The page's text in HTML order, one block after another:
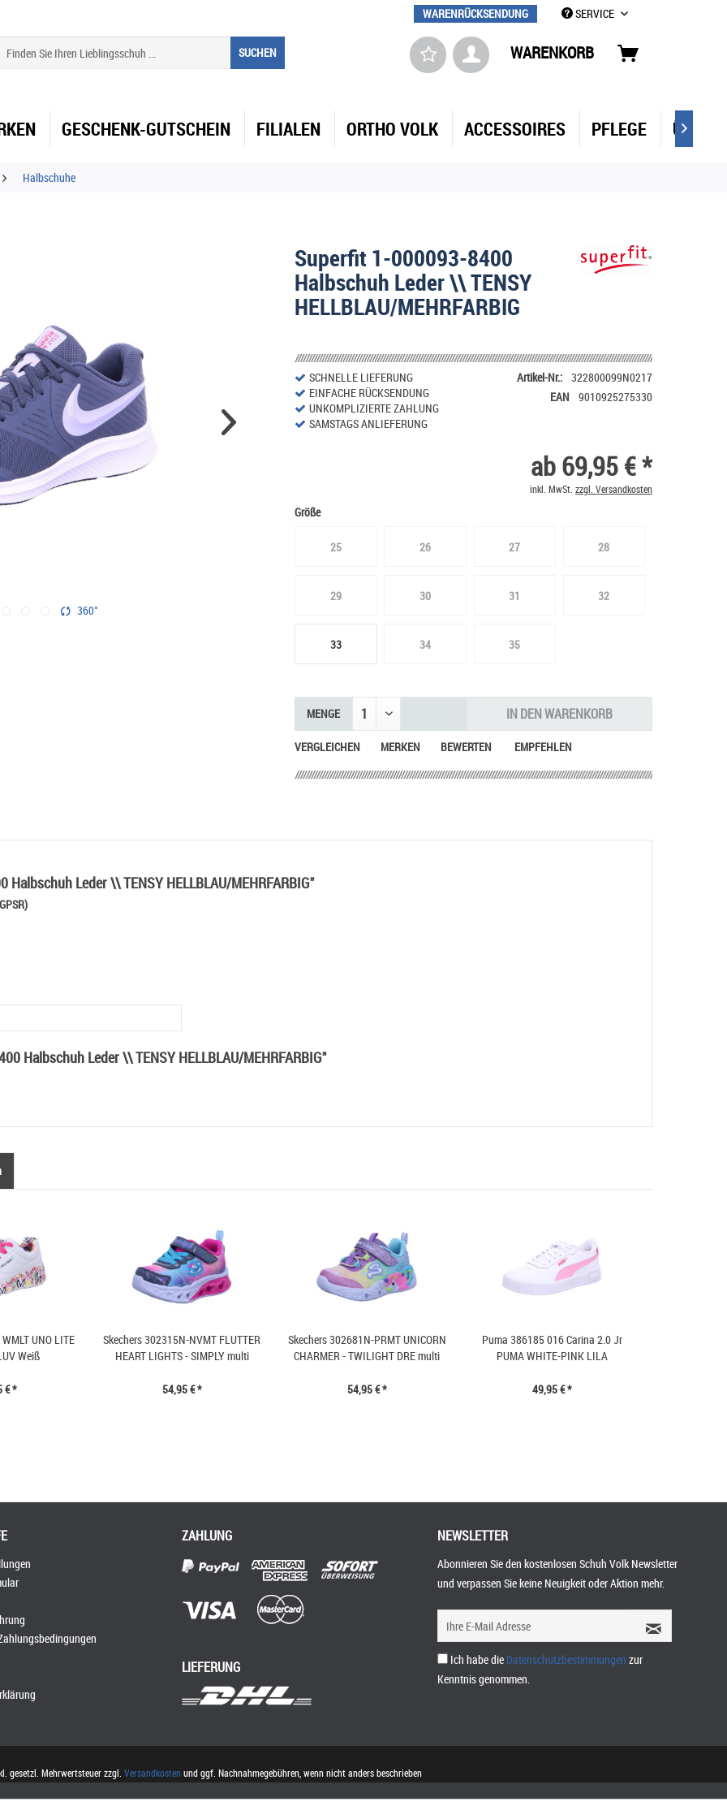
WARENRÜCKSENDUNG SERVICE
SUCHEN WARENKORB
GESCHENK-GUTSCHEIN FILIALEN ORTHO VOLK ACCESSOIRES PFLEGE ÜBER

Halbschuhe
Superfit 1-000093-8400
Halbschuh Leder \\ TENSY
HELLBLAU/MEHRFARBIG
360°
SCHNELLE LIEFERUNG
EINFACHE RÜCKSENDUNG
UNKOMPLIZIERTE ZAHLUNG
SAMSTAGS ANLIEFERUNG
Artikel-Nr.: 322800099N0217
EAN
9010925275330
ab 69,95 € *
inkl. MwSt. zzgl. Versandkosten
Größe
25 26 27 28
29 30 31 32
33 34 35
MENGE IN DENWARENKORB
VERGLEICHEN MERKEN BEWERTEN EMPFEHLEN
Leder \\ TENSY HELLBLAU/MEHRFARBIG"
Halbschuh Leder \\ TENSY HELLBLAU/MEHRFARBIG"
UNO LITE
Weiß
€ *
Skechers 302315N-NVMT FLUTTER
HEART LIGHTS - SIMPLY multi
54,95 € *
Skechers 302681N-PRMT UNICORN
CHARMER - TWILIGHT DRE multi
54,95 € *
Puma 386185 016 Carina 2.0 Jr
PUMA WHITE-PINK LILA
49,95 € *
ZAHLUNG
LIEFERUNG
NEWSLETTER
Abonnieren Sie den kostenlosen Schuh Volk Newsletter
und verpassen Sie keine Neuigkeit oder Aktion mehr.
Ich habe die Datenschutzbestimmungen zur
Kenntnis genommen.
gesetzl. Mehrwertsteuer zzgl. Versandkosten und ggf. Nachnahmegebühren, wenn nicht anders beschrieben